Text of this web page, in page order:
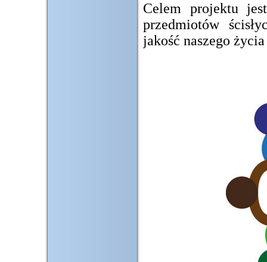
Celem projektu
przedmiotów
jakość naszego